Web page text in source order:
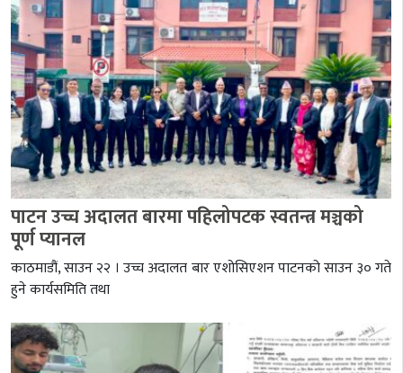
पाटन उच्च अदालत बारमा पहिलोपटक स्वतन्त्र मञ्चको
पूर्ण प्यानल
काठमाडौं, साउन २२ । उच्च अदालत बार एशोसिएशन पाटनको साउन ३० गते
हुने कार्यसमिति तथा